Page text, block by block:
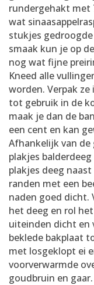
rundergehakt met
wat
stukjes
smaak kun je op
nog wat fijne
Kneed alle
worden. Verpak
tot gebruik in de
maak je dan de
een cent en kan
Afhankelijk van
plakjes
plakjes deeg
randen met een
naden goed dicht.
het deeg en rol
uiteinden dicht en
beklede bakplaat
met losgeklopt ei
voorverwarmde
goudbruin en